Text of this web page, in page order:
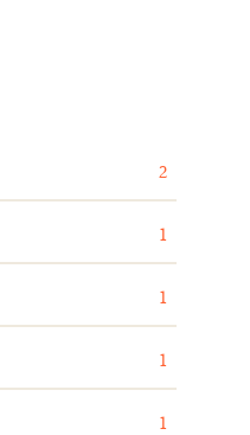
2
1
1
1
1